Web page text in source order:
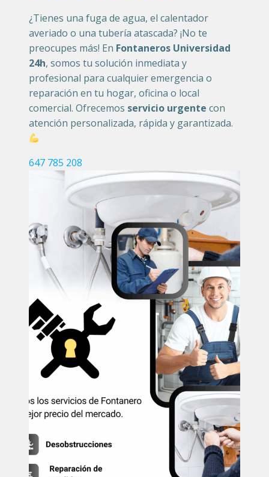
¿Tienes una fuga de agua, el calentador
averiado o una tubería atascada? ¡No te
preocupes más! En Fontaneros Universidad
24h, somos tu solución inmediata y
profesional para cualquier emergencia o
reparación en tu hogar, oficina o local
comercial. Ofrecemos servicio urgente con
atención personalizada, rápida y garantizada.
647 785 208